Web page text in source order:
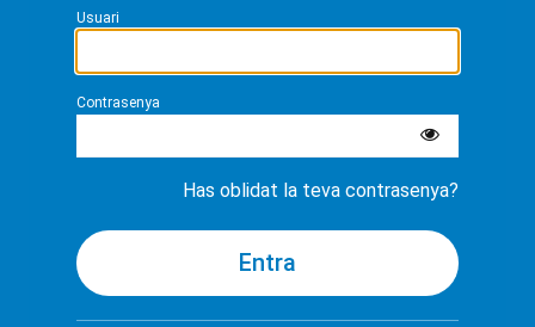
Usuari
Contrasenya
Has oblidat la teva contrasenya?